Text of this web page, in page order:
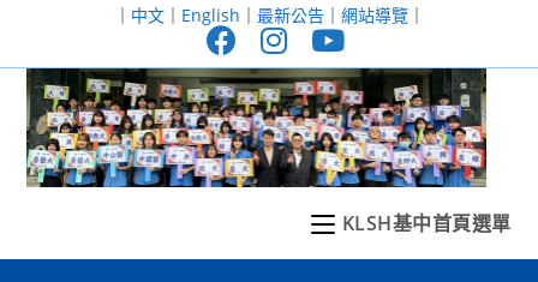
至
｜ 中文｜ English ｜ 最新公告｜ 網站導覽｜
KLSH基中首頁選單